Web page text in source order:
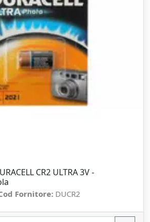
CR2 ULTRA 3V -
Fornitore: DUCR2